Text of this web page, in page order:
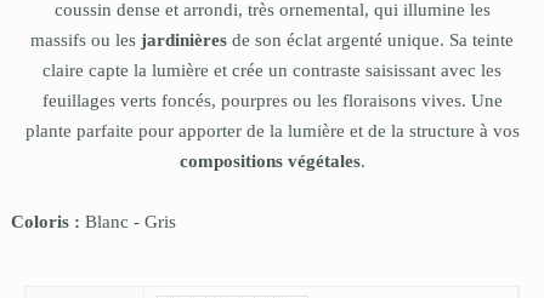
coussin dense et arrondi, très ornemental, qui illumine les
massifs ou les jardinières de son éclat argenté unique. Sa teinte
claire capte la lumière et crée un contraste saisissant avec les
feuillages verts foncés, pourpres ou les floraisons vives. Une
plante parfaite pour apporter de la lumière et de la structure à vos
compositions végétales.
Coloris : Blanc - Gris